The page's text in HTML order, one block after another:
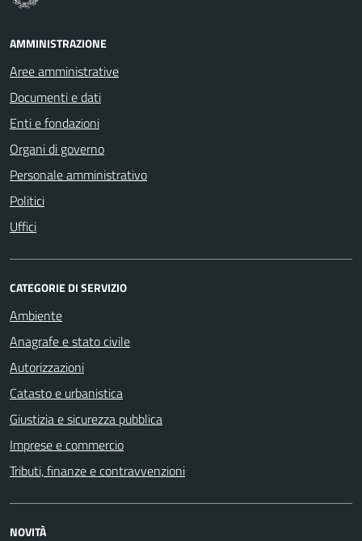
AMMINISTRAZIONE
Aree amministrative
Documenti e dati
Enti e fondazioni
Organi di governo
Personale amministrativo
Politici
Uffici
CATEGORIE DI SERVIZIO
Ambiente
Anagrafe e stato civile
Autorizzazioni
Catasto e urbanistica
Giustizia e sicurezza pubblica
Imprese e commercio
Tributi, finanze e contravvenzioni
NOVITÀ